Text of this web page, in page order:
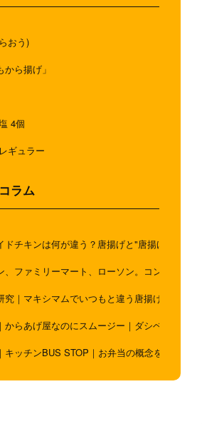
おう)
ら揚げ」
4個
ギュラー
ラム
ドチキンは何が違う？唐揚げと"唐揚げと似て
、ファミリーマート、ローソン。コンビニの
究｜マキシマムでいつもと違う唐揚げを作ろう
からあげ屋なのにスムージー｜ダシベース唐
キッチンBUS STOP｜お弁当の概念を超越！